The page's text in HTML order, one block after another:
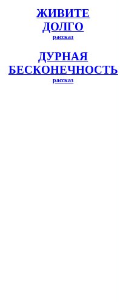
ЖИВИТЕ
ДОЛГО
рассказ
ДУРНАЯ
БЕСКОНЕЧНОСТЬ
рассказ